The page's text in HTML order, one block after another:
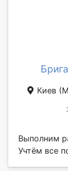
Киев
Выполним
Учтём все